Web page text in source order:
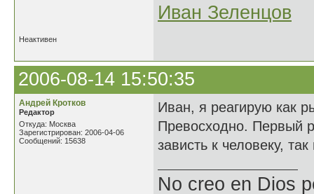
Иван Зеленцов
Неактивен
2006-08-14 15:50:35
Андрей Кротков
Редактор
Откуда: Москва
Зарегистрирован: 2006-04-06
Сообщений: 15638
Иван, я реагирую как
Превосходно. Первый
зависть к человеку,
No creo en Dios